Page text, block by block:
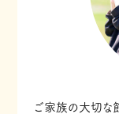
ご家族の大切な